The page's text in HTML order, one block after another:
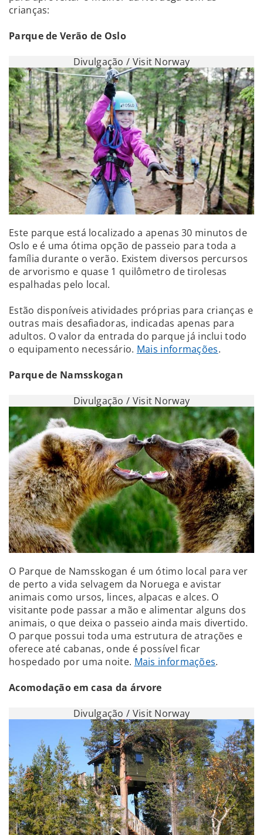
crianças:
Parque de Verão de Oslo
Divulgação / Visit Norway
Este parque está localizado a apenas 30 minutos de
Oslo e é uma ótima opção de passeio para toda a
família durante o verão. Existem diversos percursos
de arvorismo e quase 1 quilômetro de tirolesas
espalhadas pelo local.
Estão disponíveis atividades próprias para crianças e
outras mais desafiadoras, indicadas apenas para
adultos. O valor da entrada do parque já inclui todo
o equipamento necessário. Mais informações.
Parque de Namsskogan
Divulgação / Visit Norway
O Parque de Namsskogan é um ótimo local para ver
de perto a vida selvagem da Noruega e avistar
animais como ursos, linces, alpacas e alces. O
visitante pode passar a mão e alimentar alguns dos
animais, o que deixa o passeio ainda mais divertido.
O parque possui toda uma estrutura de atrações e
oferece até cabanas, onde é possível ficar
hospedado por uma noite. Mais informações.
Acomodação em casa da árvore
Divulgação / Visit Norway